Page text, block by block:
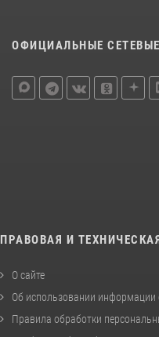
ОФИЦИАЛЬНЫЕ
ПРАВОВАЯ И
О сайте
Об использовании информации
Правила обработки